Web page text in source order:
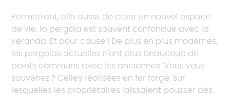
Permettant, elle aussi, de créer un nouvel espace
de vie, la pergola est souvent confondue avec la
véranda. Et pour cause ! De plus en plus modernes,
les pergolas actuelles n'ont plus beaucoup de
points communs avec les anciennes. Vous vous
souvenez ? Celles réalisées en fer forgé, sur
lesquelles les propriétaires laissaient pousser des